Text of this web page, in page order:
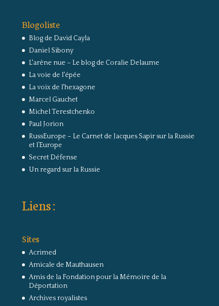
Blogoliste
Blog de David Cayla
Daniel Sibony
L'arêne nue – Le blog de Coralie Delaume
La voie de l'épée
La voix de l'hexagone
Marcel Gauchet
Michel Terestchenko
Paul Jorion
RussEurope – Le Carnet de Jacques Sapir sur la Russie
et l’Europe
Secret Défense
Un regard sur la Russie
Liens :
Sites
Acrimed
Amicale de Mauthausen
Amis de la Fondation pour la Mémoire de la
Déportation
Archives royalistes